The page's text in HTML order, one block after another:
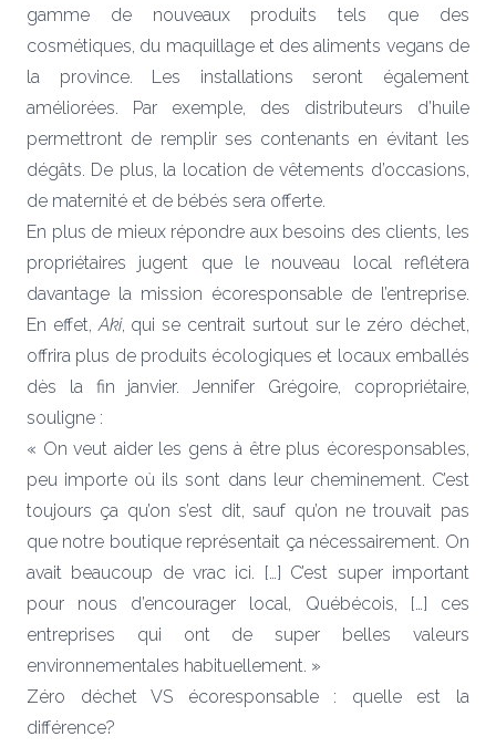
gamme de nouveaux produits tels que des
cosmétiques, du maquillage et des aliments vegans de
la province. Les installations seront également
améliorées. Par exemple, des distributeurs d’huile
permettront de remplir ses contenants en évitant les
dégâts. De plus, la location de vêtements d’occasions,
de maternité et de bébés sera offerte.
En plus de mieux répondre aux besoins des clients, les
propriétaires jugent que le nouveau local reflétera
davantage la mission écoresponsable de l’entreprise.
En effet,Aki, qui se centrait surtout sur le zéro déchet,
offrira plus de produits écologiques et locaux emballés
dès la fin janvier. Jennifer Grégoire, copropriétaire,
souligne :
« On veut aider les gens à être plus écoresponsables,
peu importe où ils sont dans leur cheminement. C’est
toujours ça qu’on s’est dit, sauf qu’on ne trouvait pas
que notre boutique représentait ça nécessairement. On
avait beaucoup de vrac ici. […] C’est super important
pour nous d’encourager local, Québécois, […] ces
entreprises qui ont de super belles valeurs
environnementales habituellement. »
Zéro déchet VS écoresponsable : quelle est la
différence?